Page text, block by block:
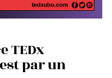
TEDx
par un